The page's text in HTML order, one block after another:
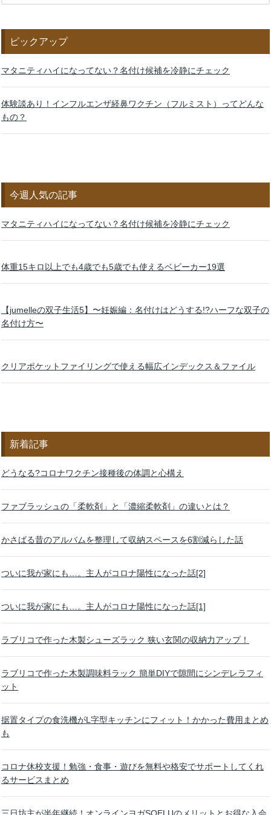
ピックアップ
マタニティハイになってない？名付け候補を冷静にチェック
体験談あり！インフルエンザ経鼻ワクチン（フルミスト）ってどんな
もの？
今週人気の記事
マタニティハイになってない？名付け候補を冷静にチェック
体重15キロ以上でも4歳でも5歳でも使えるベビーカー19選
【jumelleの双子生活5】〜妊娠編：名付けはどうする!?ハーフな双子の
名付け方〜
クリアポケットファイリングで使える幅広インデックス＆ファイル
新着記事
どうなる?コロナワクチン接種後の体調と心構え
ファブラッシュの「柔軟剤」と「濃縮柔軟剤」の違いとは？
かさばる昔のアルバムを整理して収納スペースを6割減らした話
ついに我が家にも…。主人がコロナ陽性になった話[2]
ついに我が家にも…。主人がコロナ陽性になった話[1]
ラブリコで作った木製シューズラック 狭い玄関の収納力アップ！
ラブリコで作った木製調味料ラック 簡単DIYで隙間にシンデレラフィ
ット
据置タイプの食洗機がL字型キッチンにフィット！かかった費用まとめ
も
コロナ休校支援！勉強・食事・遊びを無料や格安でサポートしてくれ
るサービスまとめ